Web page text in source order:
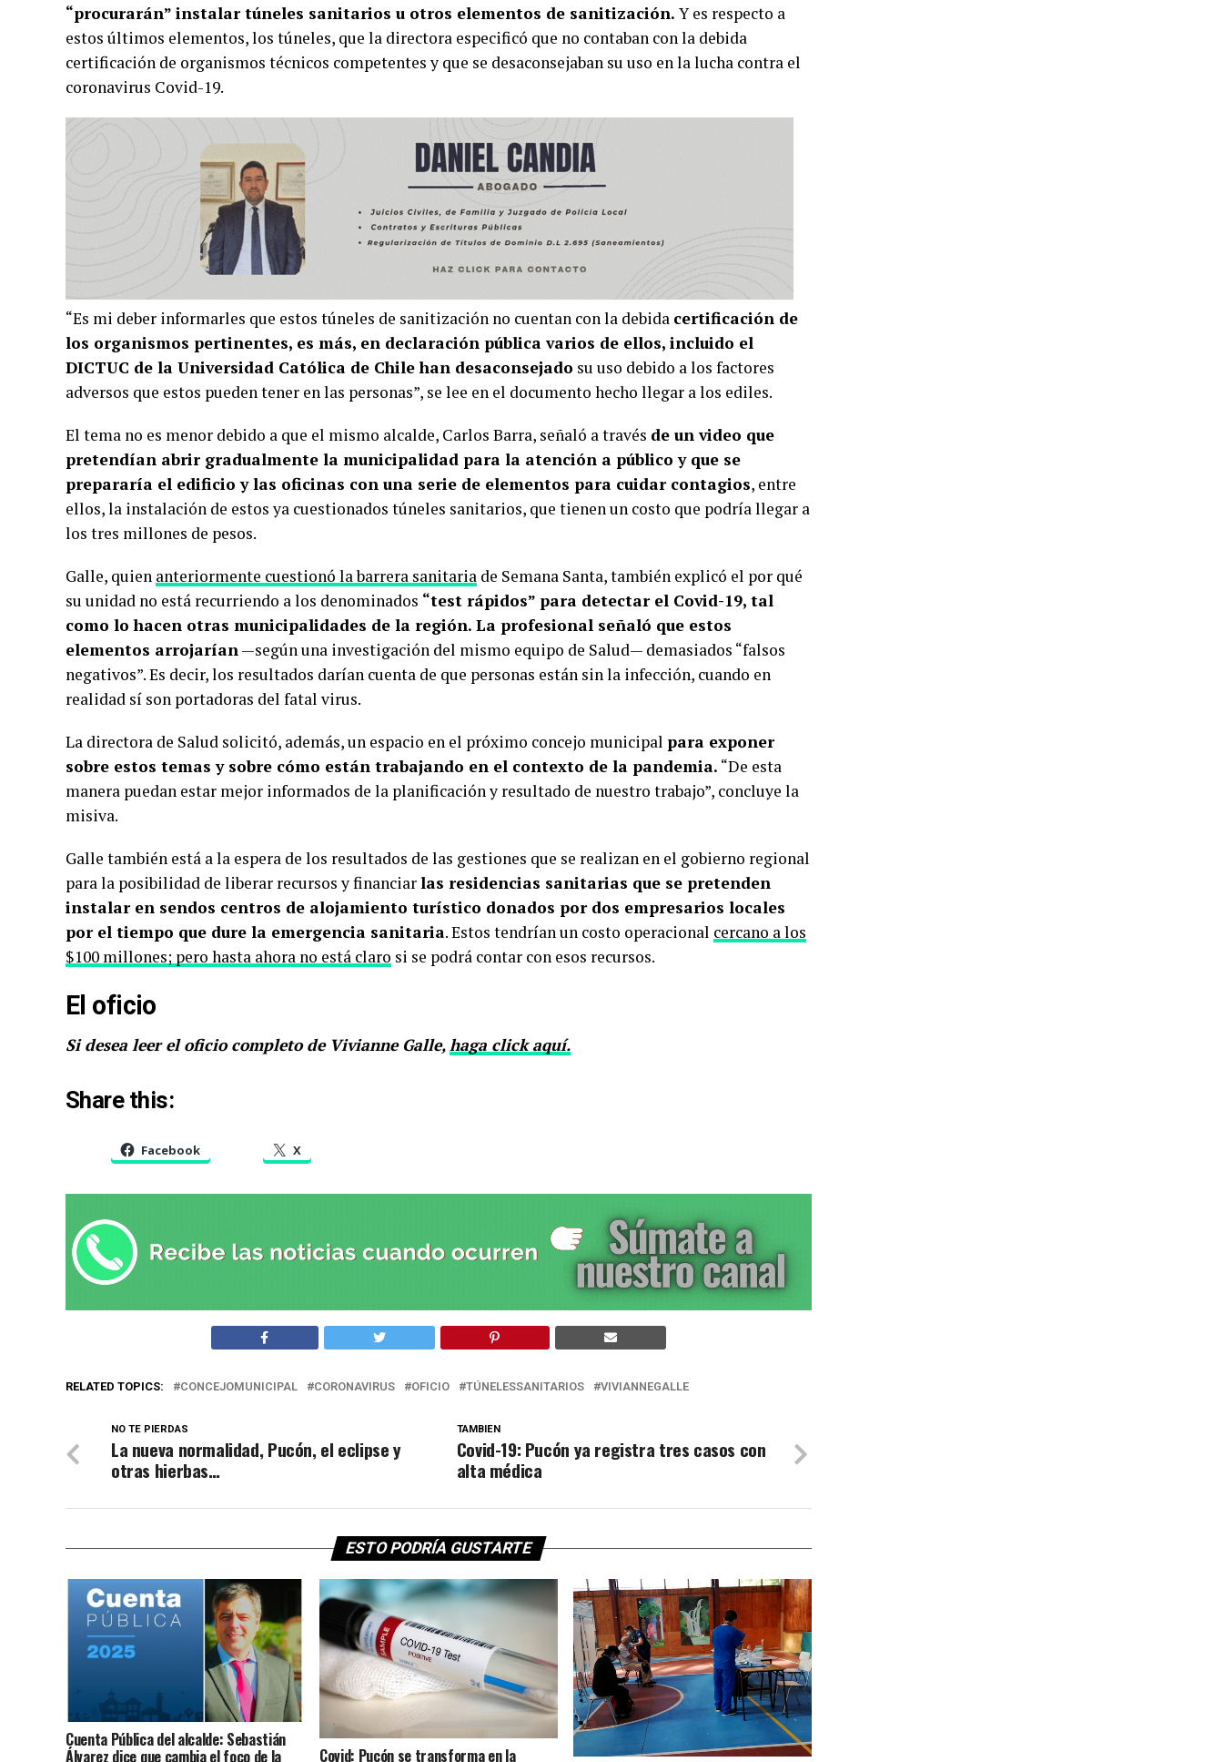
“procurarán” instalar túneles sanitarios u otros elementos de sanitización. Y es respecto a
estos últimos elementos, los túneles, que la directora especificó que no contaban con la debida
certificación de organismos técnicos competentes y que se desaconsejaban su uso en la lucha contra el
coronavirus Covid-19.
“Es mi deber informarles que estos túneles de sanitización no cuentan con la debida certificación de
los organismos pertinentes, es más, en declaración pública varios de ellos, incluido el
DICTUC de la Universidad Católica de Chile han desaconsejado su uso debido a los factores
adversos que estos pueden tener en las personas”, se lee en el documento hecho llegar a los ediles.
El tema no es menor debido a que el mismo alcalde, Carlos Barra, señaló a través de un video que
pretendían abrir gradualmente la municipalidad para la atención a público y que se
prepararía el edificio y las oficinas con una serie de elementos para cuidar contagios, entre
ellos, la instalación de estos ya cuestionados túneles sanitarios, que tienen un costo que podría llegar a
los tres millones de pesos.
Galle, quien anteriormente cuestionó la barrera sanitaria de Semana Santa, también explicó el por qué
su unidad no está recurriendo a los denominados “test rápidos” para detectar el Covid-19, tal
como lo hacen otras municipalidades de la región. La profesional señaló que estos
elementos arrojarían—según una investigación del mismo equipo de Salud— demasiados “falsos
negativos”. Es decir, los resultados darían cuenta de que personas están sin la infección, cuando en
realidad sí son portadoras del fatal virus.
La directora de Salud solicitó, además, un espacio en el próximo concejo municipal para exponer
sobre estos temas y sobre cómo están trabajando en el contexto de la pandemia. “De esta
manera puedan estar mejor informados de la planificación y resultado de nuestro trabajo”, concluye la
misiva.
Galle también está a la espera de los resultados de las gestiones que se realizan en el gobierno regional
para la posibilidad de liberar recursos y financiarlas residencias sanitarias que se pretenden
instalar en sendos centros de alojamiento turístico donados por dos empresarios locales
por el tiempo que dure la emergencia sanitaria. Estos tendrían un costo operacional cercano a los
$100 millones; pero hasta ahora no está claro si se podrá contar con esos recursos.
El oficio
Si desea leer el oficio completo de Vivianne Galle,haga click aquí.
Share this:
Facebook X
RELATED TOPICS: CONCEJOMUNICIPAL CORONAVIRUS OFICIO TÚNELESSANITARIOS VIVIANNEGALLE
TAMBIEN
Covid-19: Pucón ya registra tres casos con
alta médica
NO TE PIERDAS
La nueva normalidad, Pucón, el eclipse y
otras hierbas…
ESTO PODRÍA GUSTARTE
Cuenta Pública del alcalde: Sebastián
Álvarez dice que cambia el foco de la Covid: Pucón se transforma en la